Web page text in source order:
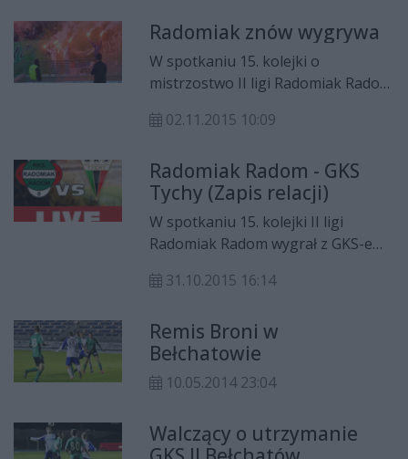
Radomiak znów wygrywa
W spotkaniu 15. kolejki o
mistrzostwo II ligi Radomiak Radom
wagę trzech punktów zdobył w
Rossi. Po tym zwycięstwie Radomiak
awansował na czwarte miejsce w
tabeli.
02.11.2015 10:09
Radomiak Radom - GKS
Tychy (Zapis relacji)
W spotkaniu 15. kolejki II ligi
Radomiak Radom wygrał z GKS-em
zdobył Leandro Rossi.
31.10.2015 16:14
Remis Broni w
Bełchatowie
10.05.2014 23:04
Walczący o utrzymanie